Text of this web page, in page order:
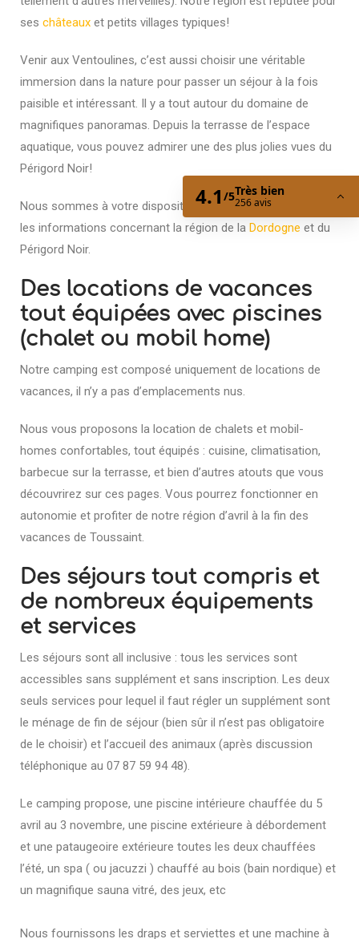
ses châteaux et petits villages typiques!
Venir aux Ventoulines, c’est aussi choisir une véritable
immersion dans la nature pour passer un séjour à la fois
paisible et intéressant. Il y a tout autour du domaine de
magnifiques panoramas. Depuis la terrasse de l’espace
aquatique, vous pouvez admirer une des plus jolies vues du
Périgord Noir!
Nous sommes à votre disposition pour vous donner toutes
les informations concernant la région de la Dordogne et du
Périgord Noir.
Des locations de vacances
tout équipées avec piscines
(chalet ou mobil home)
Notre camping est composé uniquement de locations de
vacances, il n’y a pas d’emplacements nus.
Nous vous proposons la location de chalets et mobil-
homes confortables, tout équipés : cuisine, climatisation,
barbecue sur la terrasse, et bien d’autres atouts que vous
découvrirez sur ces pages. Vous pourrez fonctionner en
autonomie et profiter de notre région d’avril à la fin des
vacances de Toussaint.
Des séjours tout compris et
de nombreux équipements
et services
Les séjours sont all inclusive : tous les services sont
accessibles sans supplément et sans inscription. Les deux
seuls services pour lequel il faut régler un supplément sont
le ménage de fin de séjour (bien sûr il n’est pas obligatoire
de le choisir) et l’accueil des animaux (après discussion
téléphonique au 07 87 59 94 48).
Le camping propose, une piscine intérieure chauffée du 5
avril au 3 novembre, une piscine extérieure à débordement
et une pataugeoire extérieure toutes les deux chauffées
l’été, un spa ( ou jacuzzi ) chauffé au bois (bain nordique) et
un magnifique sauna vitré, des jeux, etc
Nous fournissons les draps et serviettes et une machine à